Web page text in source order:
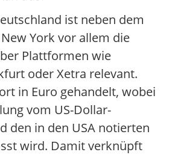
ist neben dem
York vor allem die
Plattformen wie
oder Xetra relevant.
in Euro gehandelt, wobei
vom US-Dollar-
den in den USA notierten
wird. Damit verknüpft